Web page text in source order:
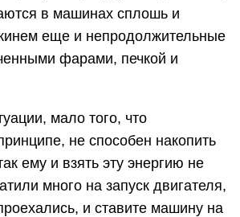
в машинах сплошь и
еще и непродолжительные
фарами, печкой и
мало того, что
не способен накопить
ему и взять эту энергию не
много на запуск двигателя,
и ставите машину на